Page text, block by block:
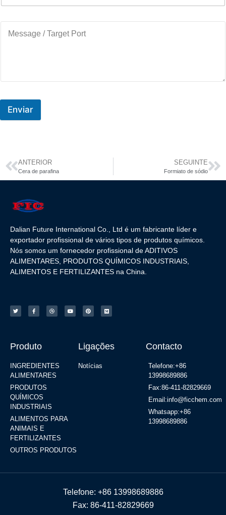
Enviar
ANTERIOR
Cera de parafina
SEGUINTE
Formiato de sódio
Dalian Future International Co., Ltd é um fabricante líder e
exportador profissional de vários tipos de produtos químicos.
Nós somos um fornecedor profissional de ADITIVOS
ALIMENTARES, PRODUTOS QUÍMICOS INDUSTRIAIS,
ALIMENTOS E FERTILIZANTES na China.
Produto
INGREDIENTES
ALIMENTARES
PRODUTOS
QUÍMICOS
INDUSTRIAIS
ALIMENTOS PARA
ANIMAIS E
FERTILIZANTES
OUTROS PRODUTOS
Ligações
Notícias
Contacto
Telefone:+86
13998689886
Fax:86-411-82829669
Email:info@ficchem.com
Whatsapp:+86
13998689886
Telefone: +86 13998689886
Fax: 86-411-82829669